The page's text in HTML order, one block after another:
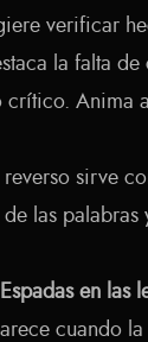
verificar
la falta
crítico. Anima
reverso sirve
las
en las
cuando